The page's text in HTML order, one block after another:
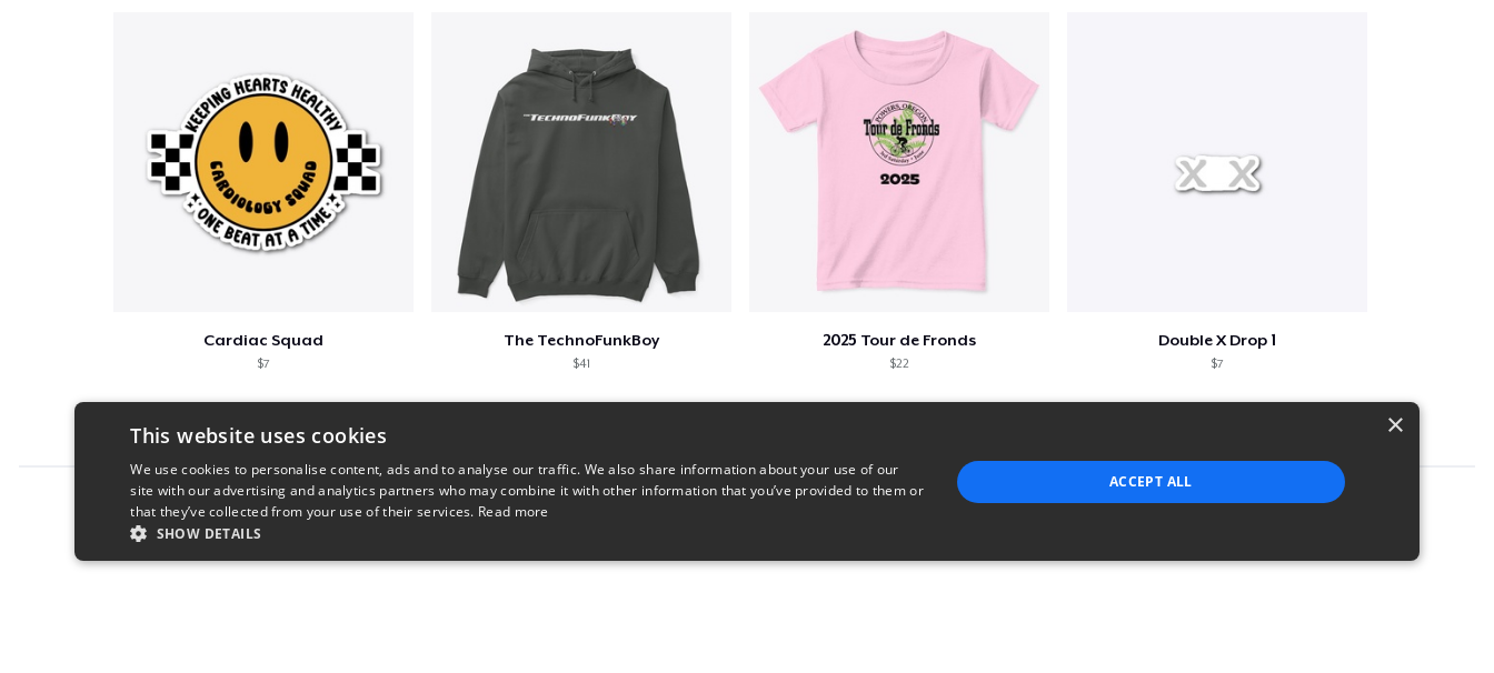
Cardiac Squad
$7
The TechnoFunkBoy
$41
2025 Tour de Fronds
$22
Double X Drop 1
$7
Report this product
×
This website uses cookies
We use cookies to personalise content, ads and to analyse our traffic. We also share information about your use of our
site with our advertising and analytics partners who may combine it with other information that you’ve provided to them or
that they’ve collected from your use of their services. Read more
SHOW DETAILS
ACCEPT ALL